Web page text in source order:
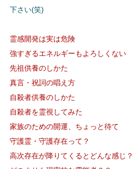
下さい(笑)
霊感開発は実は危険
強すぎるエネルギーもよろしくない
先祖供養のしかた
真言・祝詞の唱え方
自殺者供養のしかた
自殺者を霊視してみた
家族のための開運、ちょっと待て
守護霊・守護存在って？
高次存在が降りてくるとどんな感じ？